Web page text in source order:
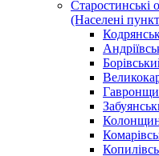
Старостинські
(Населені